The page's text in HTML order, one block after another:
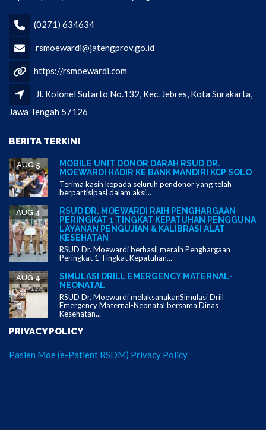
(0271) 634634
rsmoewardi@jatengprov.go.id
https://rsmoewardi.com
Jl. Kolonel Sutarto No.132, Kec. Jebres, Kota Surakarta,
Jawa Tengah 57126
BERITA TERKINI
MOBILE UNIT DONOR DARAH RSUD DR.
MOEWARDI HADIR KE BANK MANDIRI KCP SOLO
AUG 5
Terima kasih kepada seluruh pendonor yang telah
berpartisipasi dalam aksi...
RSUD DR. MOEWARDI RAIH PENGHARGAAN
PERINGKAT 1 TINGKAT KEPATUHAN PENGGUNA
LAYANAN PENGUJIAN & KALIBRASI ALAT
KESEHATAN
AUG 4
RSUD Dr. Moewardi berhasil meraih Penghargaan
Peringkat 1 Tingkat Kepatuhan...
SIMULASI DRILL EMERGENCY MATERNAL-
NEONATAL
AUG 4
RSUD Dr. Moewardi melaksanakanSimulasi Drill
Emergency Maternal-Neonatal bersama Dinas
Kesehatan...
PRIVACY POLICY
Pasien Moe (e-Patient RSDM) Privacy Policy